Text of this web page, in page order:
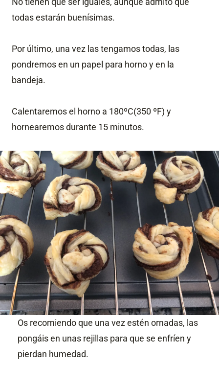
todas estarán buenísimas.
Por último, una vez las tengamos todas, las
pondremos en un papel para horno y en la
bandeja.
Calentaremos el horno a 180ºC(350 ºF) y
hornearemos durante 15 minutos.
Os recomiendo que una vez estén ornadas, las
pongáis en unas rejillas para que se enfríen y
pierdan humedad.